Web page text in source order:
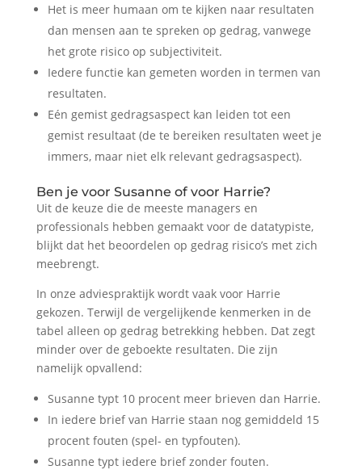
Het is meer humaan om te kijken naar resultaten
dan mensen aan te spreken op gedrag, vanwege
het grote risico op subjectiviteit.
Iedere functie kan gemeten worden in termen van
resultaten.
Eén gemist gedragsaspect kan leiden tot een
gemist resultaat (de te bereiken resultaten weet je
immers, maar niet elk relevant gedragsaspect).
Ben je voor Susanne of voor Harrie?
Uit de keuze die de meeste managers en
professionals hebben gemaakt voor de datatypiste,
blijkt dat het beoordelen op gedrag risico’s met zich
meebrengt.
In onze adviespraktijk wordt vaak voor Harrie
gekozen. Terwijl de vergelijkende kenmerken in de
tabel alleen op gedrag betrekking hebben. Dat zegt
minder over de geboekte resultaten. Die zijn
namelijk opvallend:
Susanne typt 10 procent meer brieven dan Harrie.
In iedere brief van Harrie staan nog gemiddeld 15
procent fouten (spel- en typfouten).
Susanne typt iedere brief zonder fouten.